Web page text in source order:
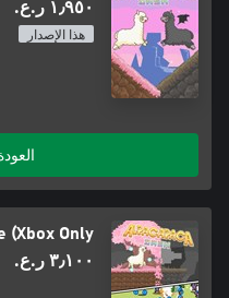
١٫٩٥٠ ر.ع.‏
هذا الإصدار
(Xbox Only)
٣٫١٠٠ ر.ع.‏